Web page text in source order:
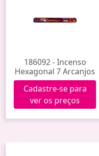
186092 - Incenso
Hexagonal 7 Arcanjos
Cadastre-se para
ver os preços